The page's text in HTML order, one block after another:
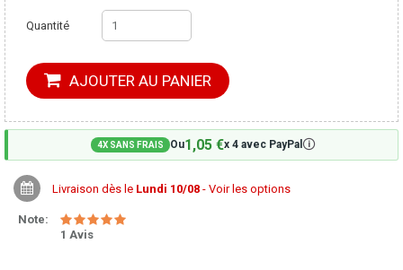
Quantité
AJOUTER AU PANIER
4X SANS FRAIS Ou1,05 €x 4 avec PayPal🛈
Livraison dès le Lundi 10/08 - Voir les options
Note:
1 Avis